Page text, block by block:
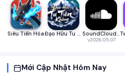
Siêu Tiến Hóa Đạo Hữu Tu Tiên Không SoundCloud: The Music You Love
v2026.05.07
Mới Cập Nhật Hôm Nay